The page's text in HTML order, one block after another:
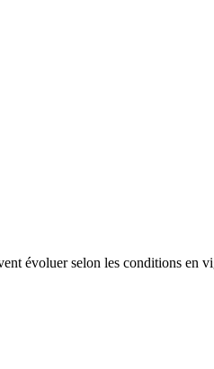
évoluer selon les conditions en